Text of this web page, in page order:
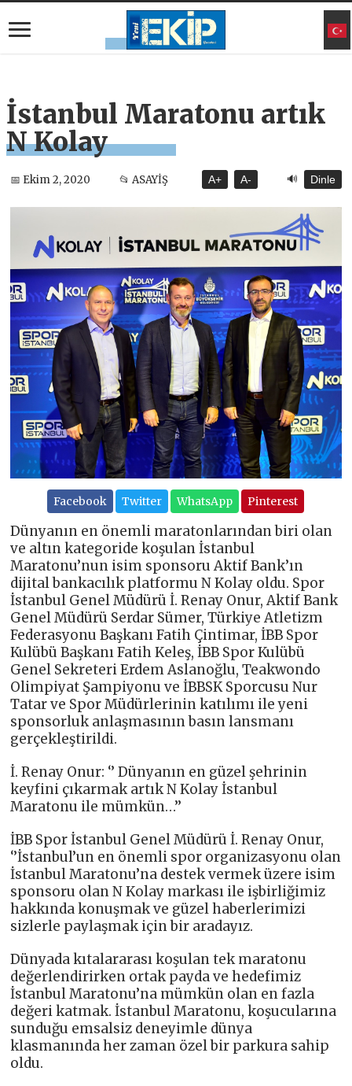
İstanbul Maratonu artık
N Kolay
📅 Ekim 2, 2020 📂 ASAYİŞ A+ A- 🔊 Dinle
Facebook Twitter WhatsApp Pinterest
Dünyanın en önemli maratonlarından biri olan
ve altın kategoride koşulan İstanbul
Maratonu’nun isim sponsoru Aktif Bank’ın
dijital bankacılık platformu N Kolay oldu. Spor
İstanbul Genel Müdürü İ. Renay Onur, Aktif Bank
Genel Müdürü Serdar Sümer, Türkiye Atletizm
Federasyonu Başkanı Fatih Çintimar, İBB Spor
Kulübü Başkanı Fatih Keleş, İBB Spor Kulübü
Genel Sekreteri Erdem Aslanoğlu, Teakwondo
Olimpiyat Şampiyonu ve İBBSK Sporcusu Nur
Tatar ve Spor Müdürlerinin katılımı ile yeni
sponsorluk anlaşmasının basın lansmanı
gerçekleştirildi.
İ. Renay Onur: ‘’ Dünyanın en güzel şehrinin
keyfini çıkarmak artık N Kolay İstanbul
Maratonu ile mümkün…’’
İBB Spor İstanbul Genel Müdürü İ. Renay Onur,
‘’İstanbul’un en önemli spor organizasyonu olan
İstanbul Maratonu’na destek vermek üzere isim
sponsoru olan N Kolay markası ile işbirliğimiz
hakkında konuşmak ve güzel haberlerimizi
sizlerle paylaşmak için bir aradayız.
Dünyada kıtalararası koşulan tek maratonu
değerlendirirken ortak payda ve hedefimiz
İstanbul Maratonu’na mümkün olan en fazla
değeri katmak. İstanbul Maratonu, koşucularına
sunduğu emsalsiz deneyimle dünya
klasmanında her zaman özel bir parkura sahip
oldu.